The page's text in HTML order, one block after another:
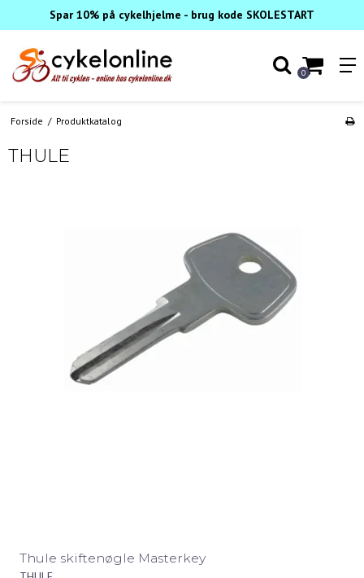
Spar 10% på cykelhjelme - brug kode SKOLESTART
0
Forside / Produktkatalog
THULE
Thule skiftenøgle Masterkey